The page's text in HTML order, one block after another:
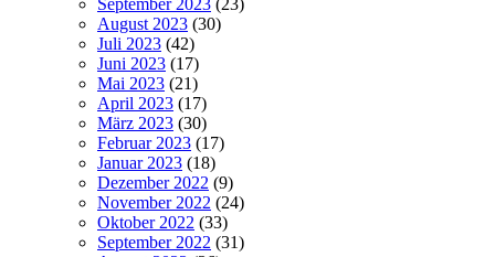
September 2023 (23)
August 2023 (30)
Juli 2023 (42)
Juni 2023 (17)
Mai 2023 (21)
April 2023 (17)
März 2023 (30)
Februar 2023 (17)
Januar 2023 (18)
Dezember 2022 (9)
November 2022 (24)
Oktober 2022 (33)
September 2022 (31)